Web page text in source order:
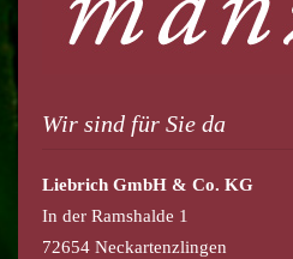
Wir sind für Sie da
Liebrich GmbH & Co. KG
In der Ramshalde 1
72654 Neckartenzlingen